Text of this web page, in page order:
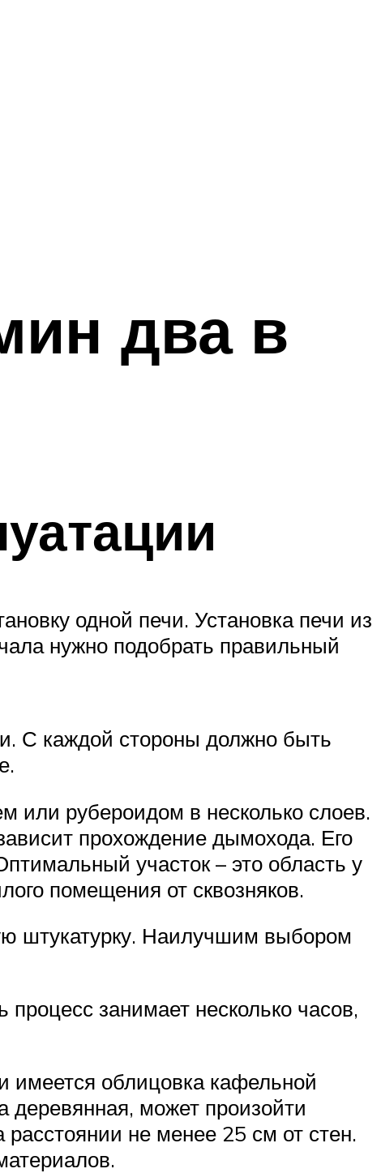
два в
одной печи. Установка печи из
нужно подобрать правильный
С каждой стороны должно быть
или рубероидом в несколько слоев.
прохождение дымохода. Его
участок – это область у
помещения от сквозняков.
штукатурку. Наилучшим выбором
занимает несколько часов,
имеется облицовка кафельной
деревянная, может произойти
не менее 25 см от стен.